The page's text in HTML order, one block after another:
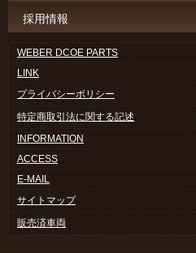
採用情報
WEBER DCOE PARTS
LINK
プライバシーポリシー
特定商取引法に関する記述
INFORMATION
ACCESS
E-MAIL
サイトマップ
販売済車両